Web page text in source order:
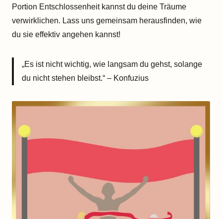
Portion Entschlossenheit kannst du deine Träume
verwirklichen. Lass uns gemeinsam herausfinden, wie
du sie effektiv angehen kannst!
„Es ist nicht wichtig, wie langsam du gehst, solange
du nicht stehen bleibst.“ – Konfuzius